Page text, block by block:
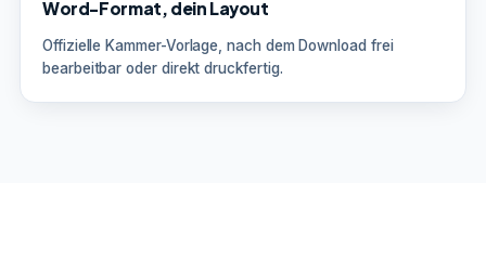
Word-Format, dein Layout
Offizielle Kammer-Vorlage, nach dem Download frei
bearbeitbar oder direkt druckfertig.